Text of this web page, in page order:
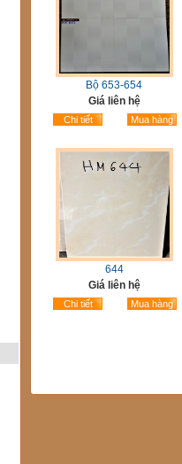
Bộ 653-654
Giá liên hệ
Chi tiết Mua hàng
644
Giá liên hệ
Chi tiết Mua hàng